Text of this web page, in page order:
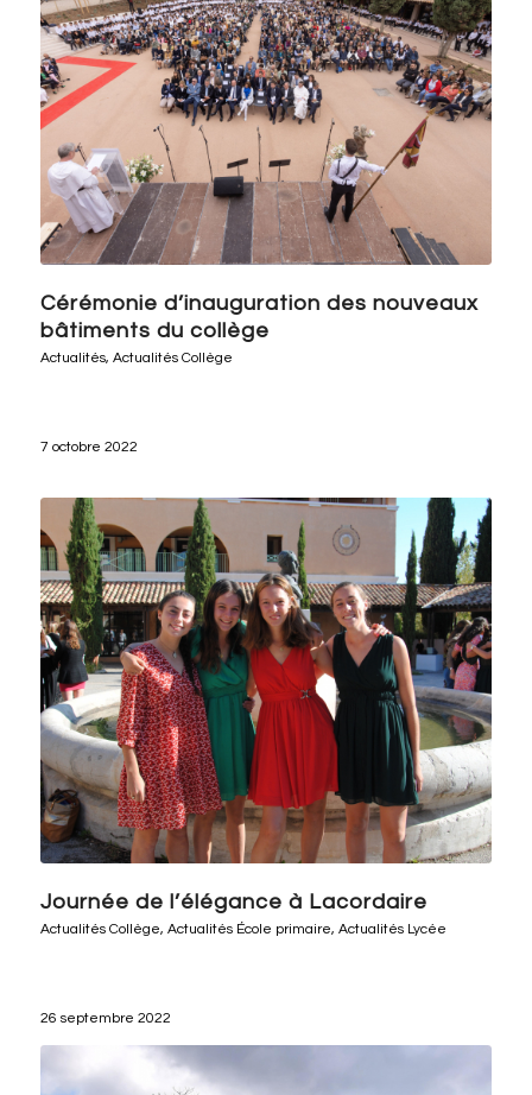
Cérémonie d’inauguration des nouveaux
bâtiments du collège
Actualités, Actualités Collège
7 octobre 2022
Journée de l’élégance à Lacordaire
Actualités Collège, Actualités École primaire, Actualités Lycée
26 septembre 2022